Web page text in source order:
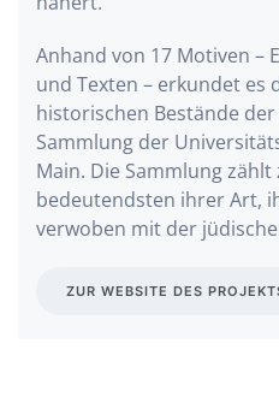
Anhand von 17 Motiven –
und Texten – erkundet es
historischen Bestände
Sammlung der
Main. Die Sammlung
bedeutendsten ihrer Art,
verwoben mit der
ZUR WEBSITE DES